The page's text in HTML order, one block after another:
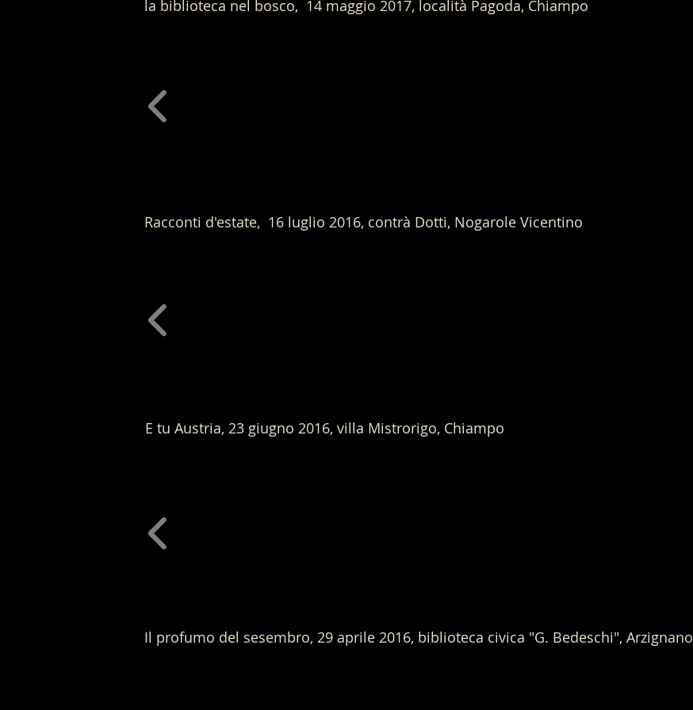
la biblioteca nel bosco, 14 maggio 2017, località Pagoda, Chiampo
Racconti d'estate, 16 luglio 2016, contrà Dotti, Nogarole Vicentino
E tu Austria, 23 giugno 2016, villa Mistrorigo, Chiampo
Il profumo del sesembro, 29 aprile 2016, biblioteca civica "G. Bedeschi", Arzignano